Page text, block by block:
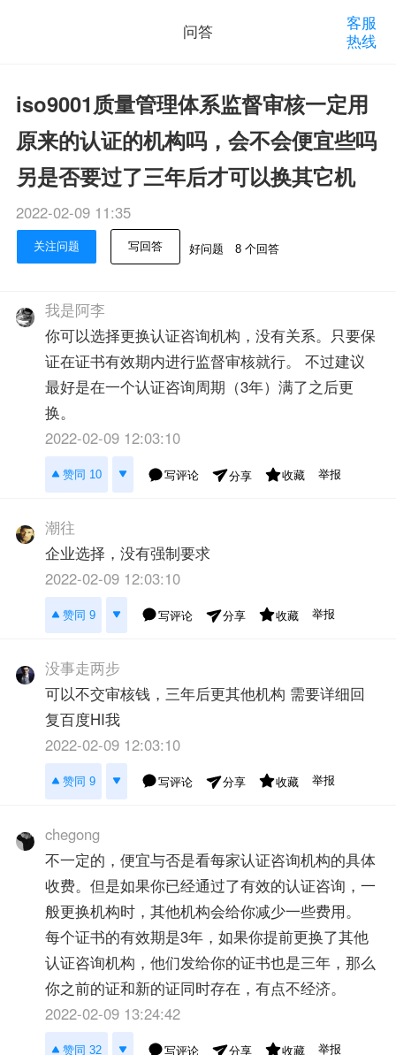
问答
客服
热线
iso9001质量管理体系监督审核一定用
原来的认证的机构吗，会不会便宜些吗
另是否要过了三年后才可以换其它机
2022-02-09 11:35
关注问题 写回答 好问题 8 个回答
我是阿李
你可以选择更换认证咨询机构，没有关系。只要保
证在证书有效期内进行监督审核就行。 不过建议
最好是在一个认证咨询周期（3年）满了之后更
换。
2022-02-09 12:03:10
赞同 10 写评论 分享 收藏 举报
潮往
企业选择，没有强制要求
2022-02-09 12:03:10
赞同 9 写评论 分享 收藏 举报
没事走两步
可以不交审核钱，三年后更其他机构 需要详细回
复百度HI我
2022-02-09 12:03:10
赞同 9 写评论 分享 收藏 举报
chegong
不一定的，便宜与否是看每家认证咨询机构的具体
收费。但是如果你已经通过了有效的认证咨询，一
般更换机构时，其他机构会给你减少一些费用。
每个证书的有效期是3年，如果你提前更换了其他
认证咨询机构，他们发给你的证书也是三年，那么
你之前的证和新的证同时存在，有点不经济。
2022-02-09 13:24:42
赞同 32 写评论 分享 收藏 举报